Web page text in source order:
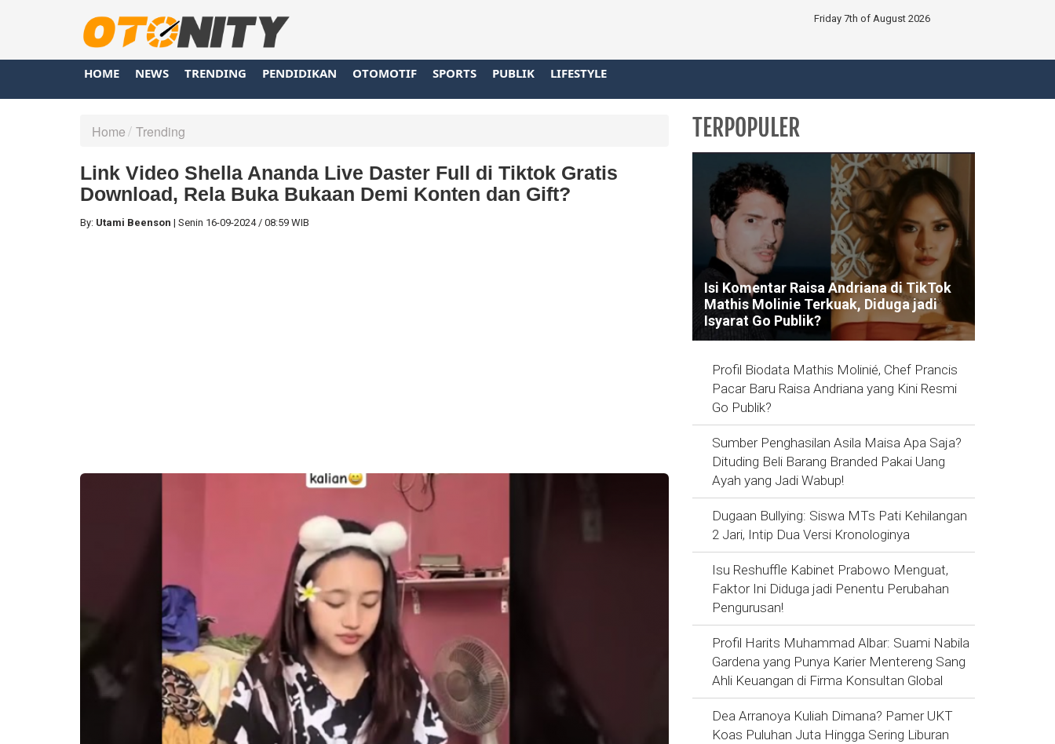
Friday 7th of August 2026
HOME NEWS TRENDING PENDIDIKAN OTOMOTIF SPORTS PUBLIK LIFESTYLE
Home Trending
Link Video Shella Ananda Live Daster Full di Tiktok Gratis
Download, Rela Buka Bukaan Demi Konten dan Gift?
By: Utami Beenson | Senin 16-09-2024 / 08:59 WIB
TERPOPULER
Isi Komentar Raisa Andriana di TikTok
Mathis Molinie Terkuak, Diduga jadi
Isyarat Go Publik?
Profil Biodata Mathis Molinié, Chef Prancis
Pacar Baru Raisa Andriana yang Kini Resmi
Go Publik?
Sumber Penghasilan Asila Maisa Apa Saja?
Dituding Beli Barang Branded Pakai Uang
Ayah yang Jadi Wabup!
Dugaan Bullying: Siswa MTs Pati Kehilangan
2 Jari, Intip Dua Versi Kronologinya
Isu Reshuffle Kabinet Prabowo Menguat,
Faktor Ini Diduga jadi Penentu Perubahan
Pengurusan!
Profil Harits Muhammad Albar: Suami Nabila
Gardena yang Punya Karier Mentereng Sang
Ahli Keuangan di Firma Konsultan Global
Dea Arranoya Kuliah Dimana? Pamer UKT
Koas Puluhan Juta Hingga Sering Liburan